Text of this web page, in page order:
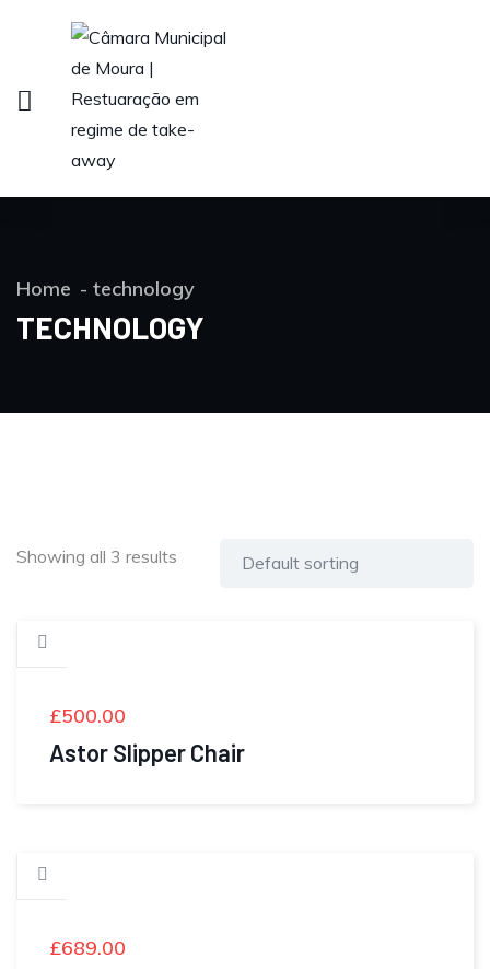
Home technology
TECHNOLOGY
Showing all 3 results
£500.00
Astor Slipper Chair
£689.00